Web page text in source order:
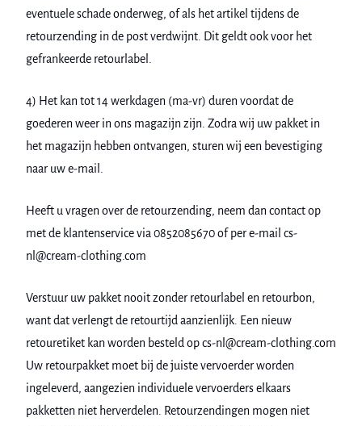
eventuele schade onderweg, of als het artikel tijdens de
retourzending in de post verdwijnt. Dit geldt ook voor het
gefrankeerde retourlabel.
4) Het kan tot 14 werkdagen (ma-vr) duren voordat de
goederen weer in ons magazijn zijn. Zodra wij uw pakket in
het magazijn hebben ontvangen, sturen wij een bevestiging
naar uw e-mail.
Heeft u vragen over de retourzending, neem dan contact op
met de klantenservice via 0852085670 of per e-mail cs-
nl@cream-clothing.com
Verstuur uw pakket nooit zonder retourlabel en retourbon,
want dat verlengt de retourtijd aanzienlijk. Een nieuw
retouretiket kan worden besteld op cs-nl@cream-clothing.com
Uw retourpakket moet bij de juiste vervoerder worden
ingeleverd, aangezien individuele vervoerders elkaars
pakketten niet herverdelen. Retourzendingen mogen niet